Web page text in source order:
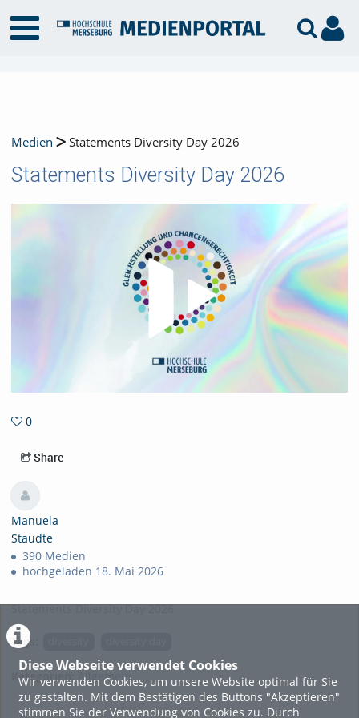
Diese Webseite verwendet Cookies
Wir verwenden Cookies, um unsere Website optimal für Sie
zu gestalten. Mit dem Bestätigen des Buttons "Akzeptieren"
stimmen Sie der Verwendung von Cookies zu. Durch
Medien Statements Diversity Day 2026
Statements Diversity Day 2026
0
Share
Manuela
Staudte
390 Medien
hochgeladen 18. Mai 2026
Statements Diversity Day 2026
Tags:
Kategorien: Allgemein